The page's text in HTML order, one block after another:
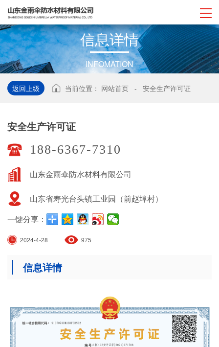
信息详情
INFOMATION
返回上级 当前位置： 网站首页 - 安全生产许可证
安全生产许可证
188-6367-7310
山东金雨伞防水材料有限公司
山东省寿光台头镇工业园（前赵埠村）
一键分享：
2024-4-28 975
信息详情